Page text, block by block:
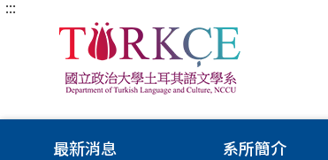
跳
:::
最新消息 系所簡介